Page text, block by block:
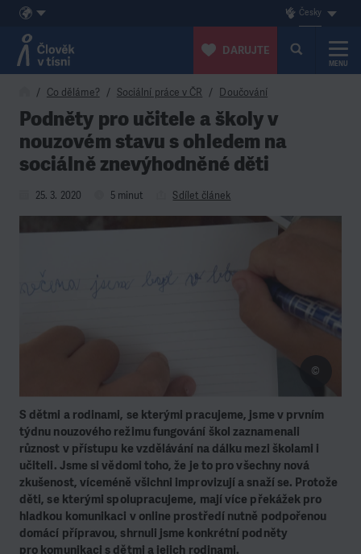
Přeskočit na obsah
Česky
DARUJTE
MENU
Co děláme? Sociální práce v ČR Doučování
Podněty pro učitele a školy v
nouzovém stavu s ohledem na
sociálně znevýhodněné děti
25. 3. 2020 5 minut Sdílet článek
S dětmi a rodinami, se kterými pracujeme, jsme v prvním
týdnu nouzového režimu fungování škol zaznamenali
různost v přístupu ke vzdělávání na dálku mezi školami i
učiteli. Jsme sivědomi toho, že je to pro všechny nová
zkušenost, víceméně všichni improvizují a snaží se. Protože
děti, se kterými spolupracujeme, mají více překážek pro
hladkou komunikaci v online prostředí nutně podpořenou
domácí přípravou, shrnuli jsme konkrétní podněty
pro komunikaci s dětmi a jejich rodinami.
©